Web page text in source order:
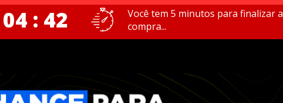
: 41
Você tem 5 minutos para finalizar a
compra...